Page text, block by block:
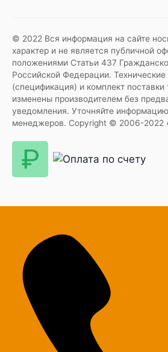
© 2022 Вся информация на сайте
характер и не является публичной
положениями Статьи 437
Российской Федерации.
(спецификация) и комплект поставки
изменены производителем без
уведомления. Уточняйте
менеджеров. Copyright © 2006-2022